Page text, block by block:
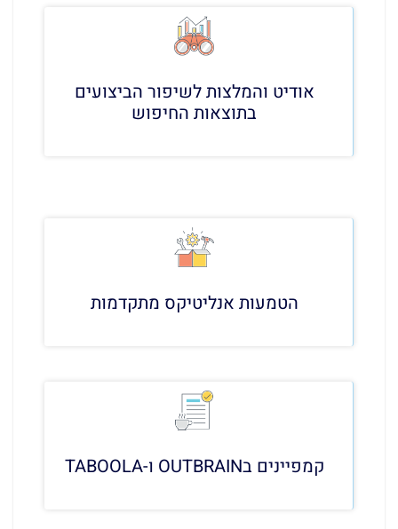
אודיט והמלצות לשיפור הביצועים
בתוצאות החיפוש
הטמעות אנליטיקס מתקדמות
קמפיינים בOUTBRAIN ו-TABOOLA